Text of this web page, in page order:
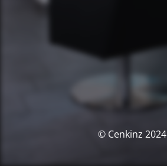
© Cenkinz 2024